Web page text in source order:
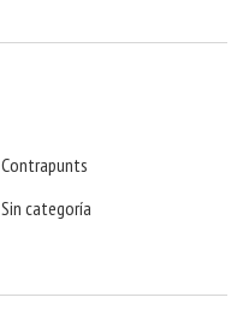
Contrapunts
Sin categoría